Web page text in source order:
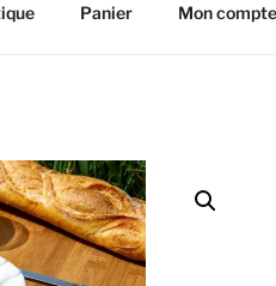
Panier Mon compte